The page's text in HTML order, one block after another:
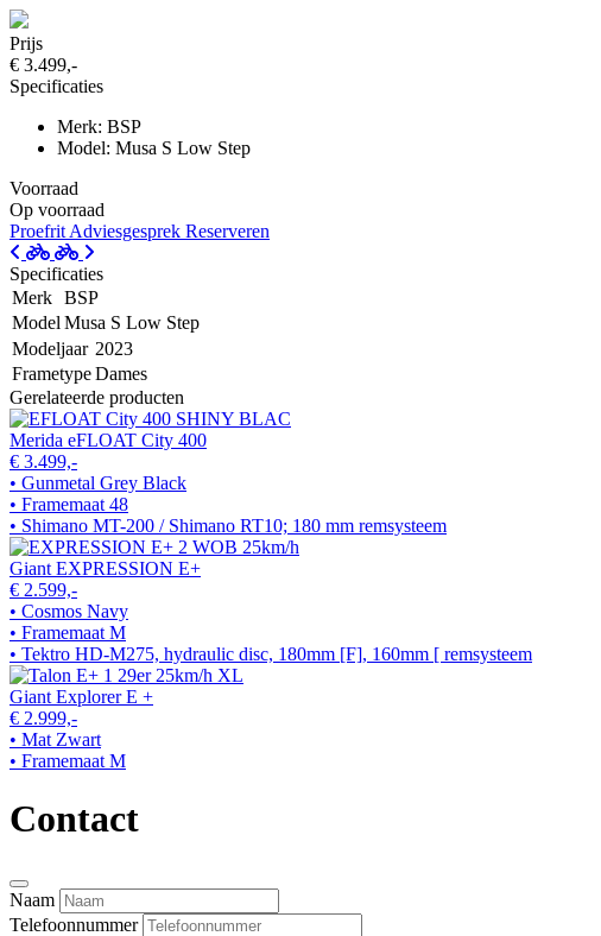
Prijs
€ 3.499,-
Specificaties
Merk: BSP
Model: Musa S Low Step
Voorraad
Op voorraad
Proefrit Adviesgesprek Reserveren
Specificaties
Merk BSP
Model Musa S Low Step
Modeljaar 2023
FrametypeDames
Gerelateerde producten
Merida eFLOAT City 400
€ 3.499,-
• Gunmetal Grey Black
• Framemaat 48
• Shimano MT-200 / Shimano RT10; 180 mm remsysteem
Giant EXPRESSION E+
€ 2.599,-
• Cosmos Navy
• Framemaat M
• Tektro HD-M275, hydraulic disc, 180mm [F], 160mm [ remsysteem
Giant Explorer E +
€ 2.999,-
• Mat Zwart
• Framemaat M
Contact
Naam
Telefoonnummer